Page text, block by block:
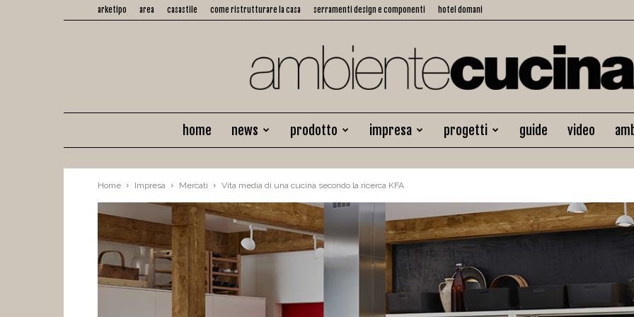
arketipo area casastile come ristrutturare la casa serramenti design e componenti hotel domani
Ambiente
Cucina
home news prodotto impresa progetti guide video
Home Impresa Mercati Vita media di una cucina secondo la ricerca KFA